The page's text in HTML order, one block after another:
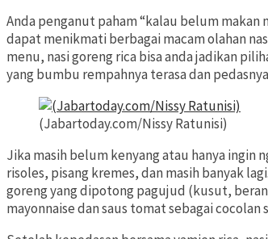
Anda penganut paham “kalau belum makan
dapat menikmati berbagai macam olahan
menu, nasi goreng rica bisa anda jadikan
yang bumbu rempahnya terasa dan
(Jabartoday.com/Nissy Ratunisi)
Jika masih belum kenyang atau hanya ingin
risoles, pisang kremes, dan masih banyak
goreng yang dipotong pagujud (kusut,
mayonnaise dan saus tomat sebagai cocolan